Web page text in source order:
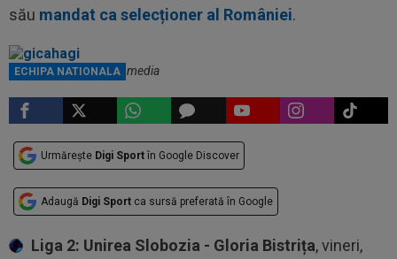
său mandat ca selecționer al României.
ECHIPA NATIONALA
Gică Hagi / Foto: Profimedia
Urmărește Digi Sport în Google Discover
Adaugă Digi Sport ca sursă preferată în Google
Liga 2: Unirea Slobozia - Gloria Bistrița, vineri,